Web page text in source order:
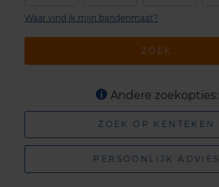
ZOEK
Waar vind ik mijn bandenmaat?
Andere zoekopties:
ZOEK OP KENTEKEN
PERSOONLIJK ADVIES